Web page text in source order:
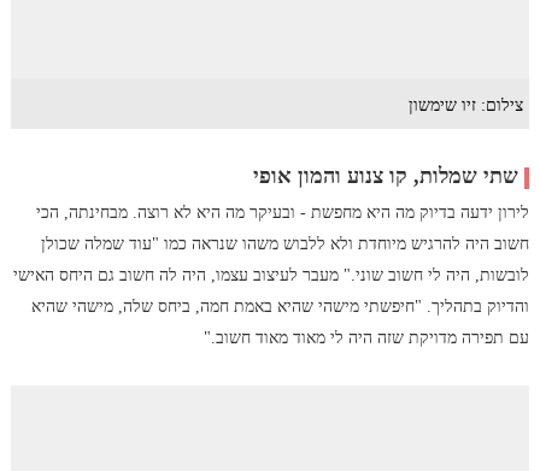
צילום: זיו שימשון
שתי שמלות, קו צנוע והמון אופי
לירון ידעה בדיוק מה היא מחפשת - ובעיקר מה היא לא רוצה. מבחינתה, הכי
חשוב היה להרגיש מיוחדת ולא ללבוש משהו שנראה כמו "עוד שמלה שכולן
לובשות, היה לי חשוב שוני." מעבר לעיצוב עצמו, היה לה חשוב גם היחס האישי
והדיוק בתהליך. "חיפשתי מישהי שהיא באמת חמה, ביחס שלה, מישהי שהיא
עם תפירה מדויקת שזה היה לי מאוד מאוד חשוב."